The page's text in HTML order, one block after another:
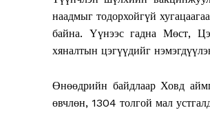
наадмыг тодорхойгүй
байна. Үүнээс гадна Мөст,
хяналтын цэгүүдийг
Өнөөдрийн байдлаар Ховд
өвчлөн, 1304 толгой мал